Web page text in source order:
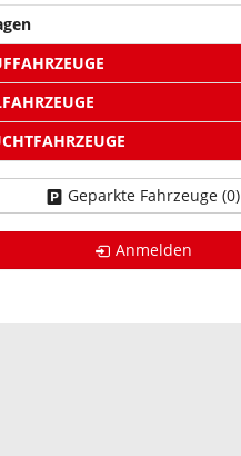
Geparkte Fahrzeuge (0)
Anmelden